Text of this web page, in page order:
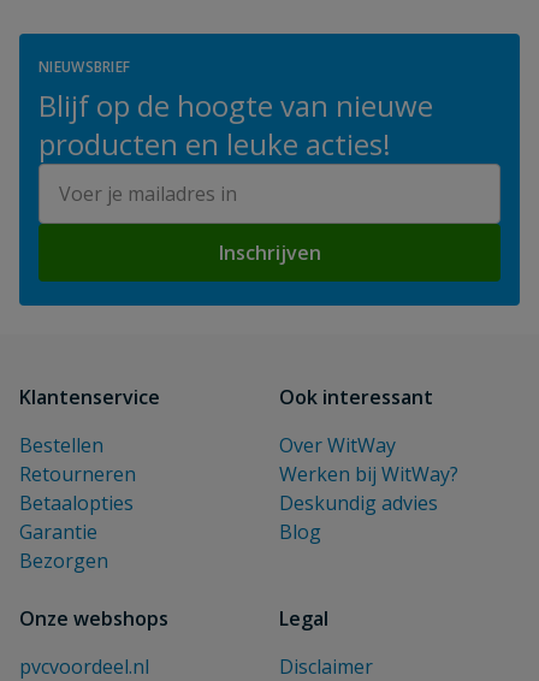
NIEUWSBRIEF
Blijf op de hoogte van nieuwe
producten en leuke acties!
Inschrijven
Klantenservice
Bestellen
Retourneren
Betaalopties
Garantie
Bezorgen
Ook interessant
Over WitWay
Werken bij WitWay?
Deskundig advies
Blog
Onze webshops
pvcvoordeel.nl
Legal
Disclaimer